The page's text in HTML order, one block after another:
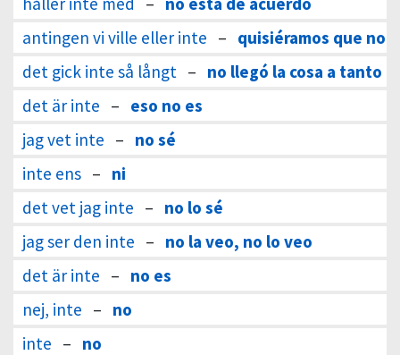
antingen vi ville eller inte – quisiéramos que no
det gick inte så långt – no llegó la cosa a tanto
det är inte – eso no es
jag vet inte – no sé
inte ens – ni
det vet jag inte – no lo sé
jag ser den inte – no la veo, no lo veo
det är inte – no es
nej, inte – no
inte – no